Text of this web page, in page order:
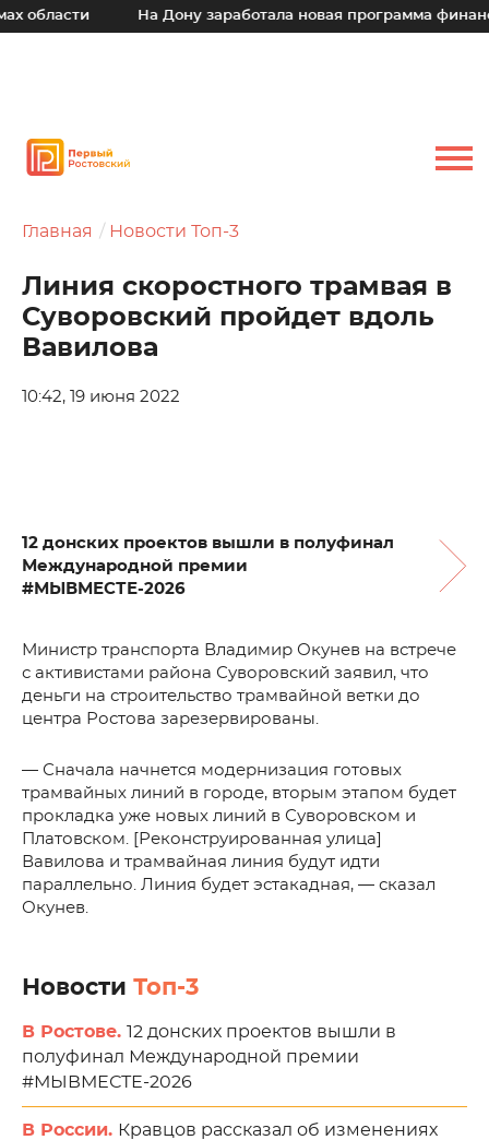
На Дону заработала новая программа
Главная Новости Топ-3
Линия скоростного трамвая в
Суворовский пройдет вдоль
Вавилова
10:42, 19 июня 2022
12 донских проектов вышли в полуфинал
Международной премии
#МЫВМЕСТЕ-2026
Министр транспорта Владимир Окунев на встрече
с активистами района Суворовский заявил, что
деньги на строительство трамвайной ветки до
центра Ростова зарезервированы.
— Сначала начнется модернизация готовых
трамвайных линий в городе, вторым этапом будет
прокладка уже новых линий в Суворовском и
Платовском. [Реконструированная улица]
Вавилова и трамвайная линия будут идти
параллельно. Линия будет эстакадная, — сказал
Окунев.
Новости Топ-3
В Ростове. 12 донских проектов вышли в
полуфинал Международной премии
#МЫВМЕСТЕ-2026
В России. Кравцов рассказал об изменениях